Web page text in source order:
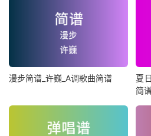
漫步简谱_许巍_A调歌曲简谱
夏
简